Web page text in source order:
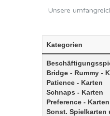
Unsere
Kategorien
Bridge - Rummy -
Patience - Karten
Schnaps - Karten
Preference - Karten
Sonst. Spielkarten